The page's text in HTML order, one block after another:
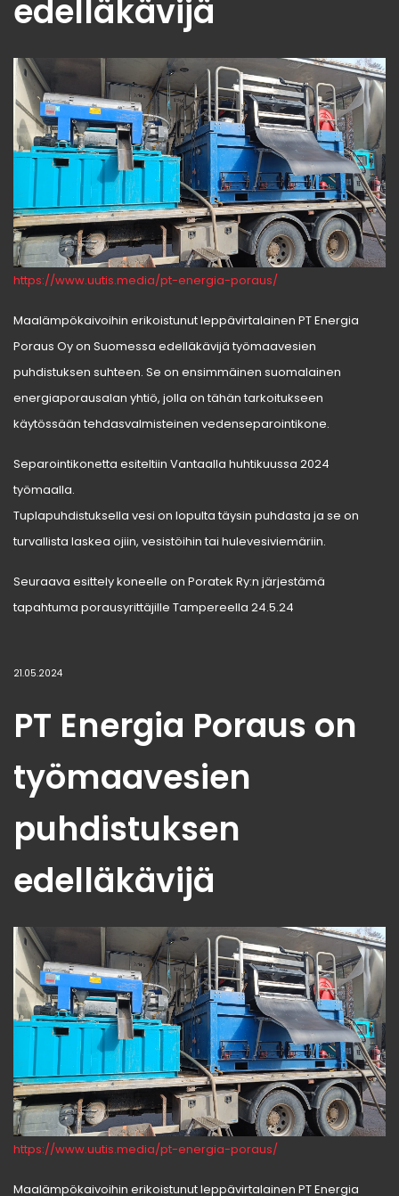
edelläkävijä
https://www.uutis.media/pt-energia-poraus/
Maalämpökaivoihin erikoistunut leppävirtalainen PT Energia
Poraus Oy on Suomessa edelläkävijä työmaavesien
puhdistuksen suhteen. Se on ensimmäinen suomalainen
energiaporausalan yhtiö, jolla on tähän tarkoitukseen
käytössään tehdasvalmisteinen vedenseparointikone.
Separointikonetta esiteltiin Vantaalla huhtikuussa 2024
työmaalla.
Tuplapuhdistuksella vesi on lopulta täysin puhdasta ja se on
turvallista laskea ojiin, vesistöihin tai hulevesiviemäriin.
Seuraava esittely koneelle on Poratek Ry:n järjestämä
tapahtuma porausyrittäjille Tampereella 24.5.24
21.05.2024
PT Energia Poraus on
työmaavesien
puhdistuksen
edelläkävijä
https://www.uutis.media/pt-energia-poraus/
Maalämpökaivoihin erikoistunut leppävirtalainen PT Energia